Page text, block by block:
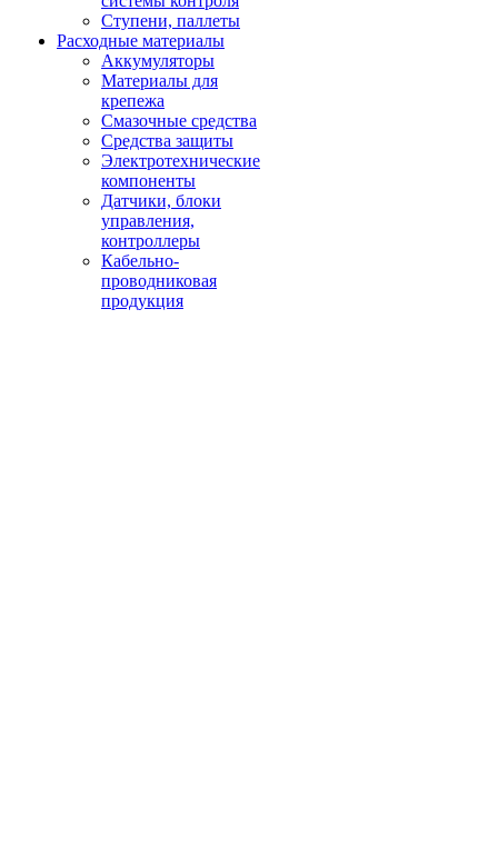
Ступени, паллеты
Расходные материалы
Аккумуляторы
Материалы для
крепежа
Смазочные средства
Средства защиты
Электротехнические
компоненты
Датчики, блоки
управления,
контроллеры
Кабельно-
проводниковая
продукция